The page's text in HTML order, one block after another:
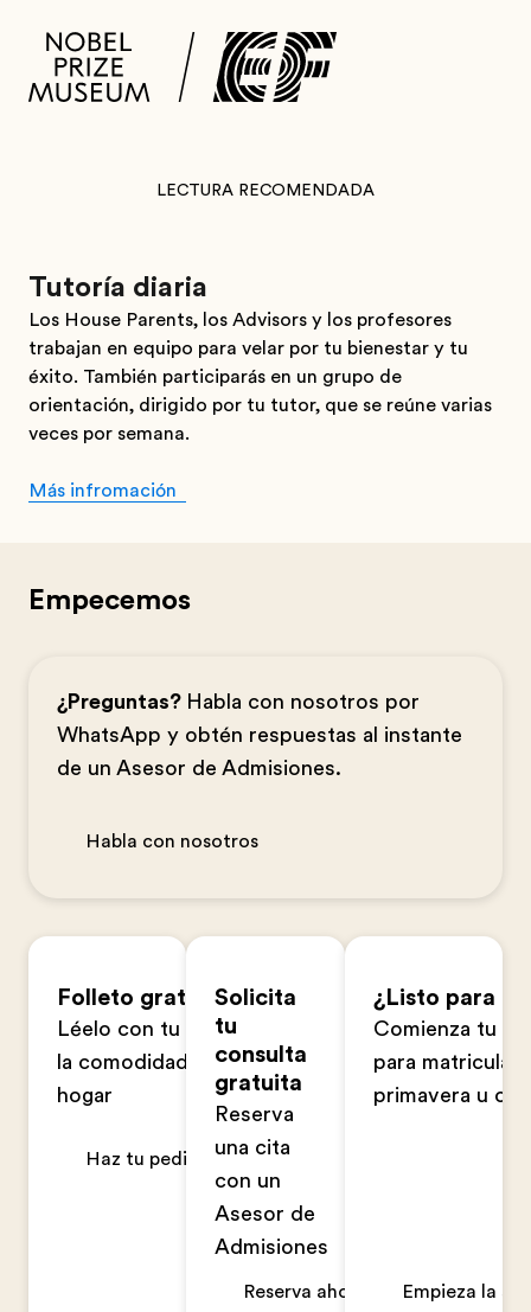
LECTURA RECOMENDADA
Tutoría diaria
Los House Parents, los Advisors y los profesores
trabajan en equipo para velar por tu bienestar y tu
éxito. También participarás en un grupo de
orientación, dirigido por tu tutor, que se reúne varias
veces por semana.
Más infromación
Empecemos
¿Preguntas? Habla con nosotros por
WhatsApp y obtén respuestas al instante
de un Asesor de Admisiones.
Habla con nosotros
Folleto gratuito
Léelo con tu familia en
la comodidad de tu
hogar
Haz tu pedido ahora
Solicita
tu
consulta
gratuita
Reserva
una cita
con un
Asesor de
Admisiones
Reserva ahora
¿Listo para
Comienza tu
para
primavera u
Empieza la